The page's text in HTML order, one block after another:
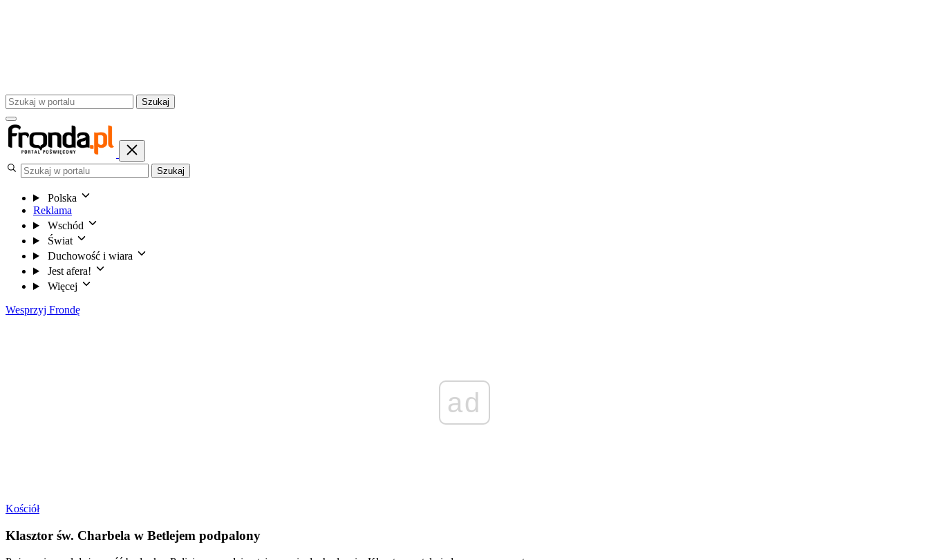
Szukaj
Szukaj
Polska
Reklama
Wschód
Świat
Duchowość i wiara
Jest afera!
Więcej
Wesprzyj Frondę
ad
Kościół
Klasztor św. Charbela w Betlejem podpalony